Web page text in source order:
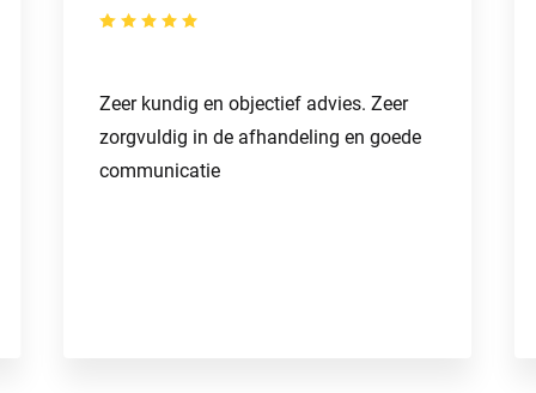
Zeer kundig en objectief advies. Zeer
zorgvuldig in de afhandeling en goede
communicatie